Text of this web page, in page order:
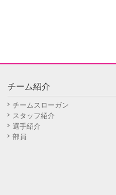
チーム紹介
チームスローガン
スタッフ紹介
選手紹介
部員